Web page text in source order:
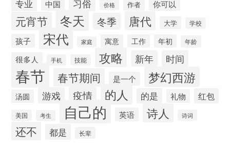
专业 中国 习俗 价格 作者 你可以
元宵节 冬天 冬季 唐代 大学 学校
孩子 宋代 家庭 寓意 工作 年初 年龄
很多人 手机 技能 攻略 新年 时间
春节 春节期间 是一个 梦幻西游
汤圆 游戏 疫情 的人 的是 礼物 红包
美国 考生 自己的 英语 诗人 诗词
还不 都是 长辈